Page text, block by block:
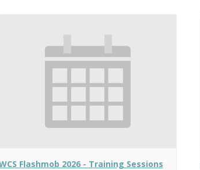
Flashmob 2026 - Training Sessions